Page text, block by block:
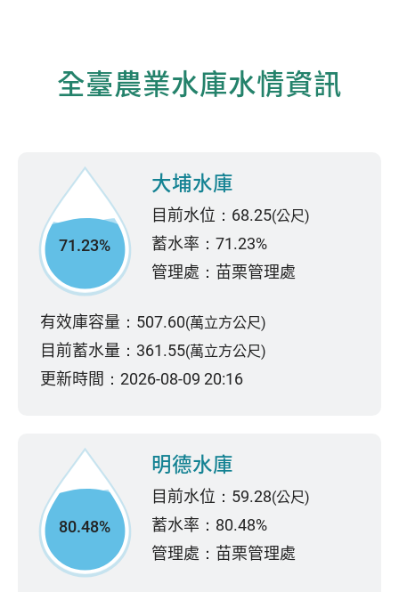
全臺農業水庫水情資訊
71.23%
大埔水庫
目前水位：68.25(公尺)
蓄水率：71.23%
管理處：苗栗管理處
有效庫容量：507.60(萬立方公尺)
目前蓄水量：361.55(萬立方公尺)
更新時間：2026-08-09 20:16
80.48%
明德水庫
目前水位：59.28(公尺)
蓄水率：80.48%
管理處：苗栗管理處